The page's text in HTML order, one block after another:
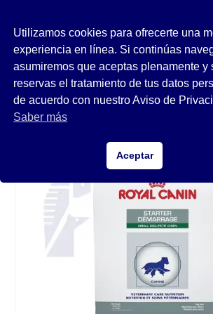
Utilizamos cookies para ofrecerte una
experiencia en línea. Si continúas
asumiremos que aceptas plenamente y
reservas el tratamiento de tus datos
de acuerdo con nuestro Aviso de
Saber más
Aceptar